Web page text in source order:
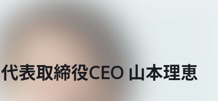
表取締役CEO 山本理恵